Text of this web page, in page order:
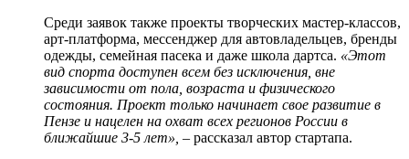
Среди заявок также проекты творческих мастер-классов,
арт-платформа, мессенджер для автовладельцев, бренды
одежды, семейная пасека и даже школа дартса. «Этот
вид спорта доступен всем без исключения, вне
зависимости от пола, возраста и физического
состояния. Проект только начинает свое развитие в
Пензе и нацелен на охват всех регионов России в
ближайшие 3-5 лет», – рассказал автор стартапа.